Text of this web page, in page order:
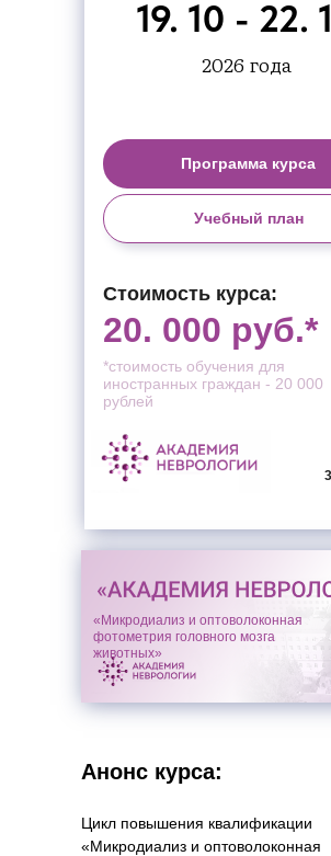
20. 000 руб.*
Стоимость курса:
Цикл повышения квалификации
«Микродиализ и оптоволоконная
«Микродиализ и оптоволоконная
фотометрия головного мозга
животных»
Программа курса
Учебный план
*стоимость обучения для
иностранных граждан - 20 000
рублей
Анонс курса:
2026 года
19. 10 - 22.